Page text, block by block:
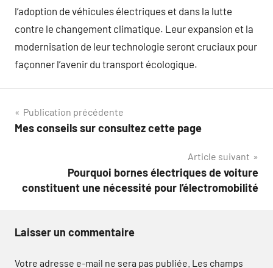
l’adoption de véhicules électriques et dans la lutte
contre le changement climatique. Leur expansion et la
modernisation de leur technologie seront cruciaux pour
façonner l’avenir du transport écologique.
Navigation
de
Publication précédente
Mes conseils sur consultez cette page
Article suivant
Pourquoi bornes électriques de voiture
constituent une nécessité pour l’électromobilité
Laisser un commentaire
Votre adresse e-mail ne sera pas publiée. Les champs